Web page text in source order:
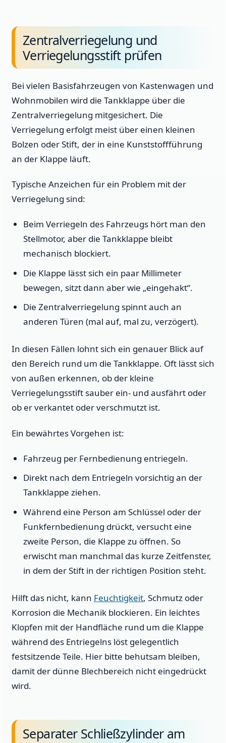
Zentralverriegelung und
Verriegelungsstift prüfen
Bei vielen Basisfahrzeugen von Kastenwagen und
Wohnmobilen wird die Tankklappe über die
Zentralverriegelung mitgesichert. Die
Verriegelung erfolgt meist über einen kleinen
Bolzen oder Stift, der in eine Kunststoffführung
an der Klappe läuft.
Typische Anzeichen für ein Problem mit der
Verriegelung sind:
Beim Verriegeln des Fahrzeugs hört man den
Stellmotor, aber die Tankklappe bleibt
mechanisch blockiert.
Die Klappe lässt sich ein paar Millimeter
bewegen, sitzt dann aber wie „eingehakt“.
Die Zentralverriegelung spinnt auch an
anderen Türen (mal auf, mal zu, verzögert).
In diesen Fällen lohnt sich ein genauer Blick auf
den Bereich rund um die Tankklappe. Oft lässt sich
von außen erkennen, ob der kleine
Verriegelungsstift sauber ein- und ausfährt oder
ob er verkantet oder verschmutzt ist.
Ein bewährtes Vorgehen ist:
Fahrzeug per Fernbedienung entriegeln.
Direkt nach dem Entriegeln vorsichtig an der
Tankklappe ziehen.
Während eine Person am Schlüssel oder der
Funkfernbedienung drückt, versucht eine
zweite Person, die Klappe zu öffnen. So
erwischt man manchmal das kurze Zeitfenster,
in dem der Stift in der richtigen Position steht.
Hilft das nicht, kann Feuchtigkeit, Schmutz oder
Korrosion die Mechanik blockieren. Ein leichtes
Klopfen mit der Handfläche rund um die Klappe
während des Entriegelns löst gelegentlich
festsitzende Teile. Hier bitte behutsam bleiben,
damit der dünne Blechbereich nicht eingedrückt
wird.
Separater Schließzylinder am